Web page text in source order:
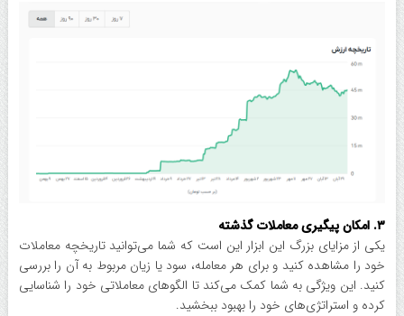
۳. امکان پیگیری معاملات گذشته
یکی از مزایای بزرگ این ابزار این است که شما می‌توانید تاریخچه معاملات
خود را مشاهده کنید و برای هر معامله‌، سود یا زیان مربوط به آن را بررسی
کنید. این ویژگی به شما کمک می‌کند تا الگوهای معاملاتی خود را شناسایی
کرده و استراتژی‌های خود را بهبود ببخشید.